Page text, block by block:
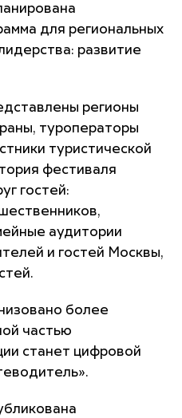
для региональных
развитие
регионы
туроператоры
туристической
фестиваля
гостей:
аудитории
и гостей Москвы,
более
частью
станет цифровой